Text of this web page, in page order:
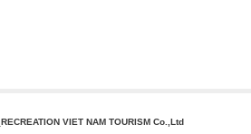
RECREATION VIET NAM TOURISM Co.,Ltd